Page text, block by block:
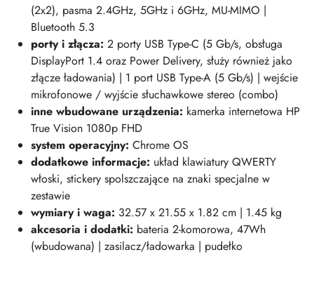
(2x2), pasma 2.4GHz, 5GHz i 6GHz, MU-MIMO |
Bluetooth 5.3
porty i złącza: 2 porty USB Type-C (5 Gb/s, obsługa
DisplayPort 1.4 oraz Power Delivery, służy również jako
złącze ładowania) | 1 port USB Type-A (5 Gb/s) | wejście
mikrofonowe / wyjście słuchawkowe stereo (combo)
inne wbudowane urządzenia: kamerka internetowa HP
True Vision 1080p FHD
system operacyjny: Chrome OS
dodatkowe informacje: układ klawiatury QWERTY
włoski, stickery spolszczające na znaki specjalne w
zestawie
wymiary i waga: 32.57 x 21.55 x 1.82 cm | 1.45 kg
akcesoria i dodatki: bateria 2-komorowa, 47Wh
(wbudowana) | zasilacz/ładowarka | pudełko